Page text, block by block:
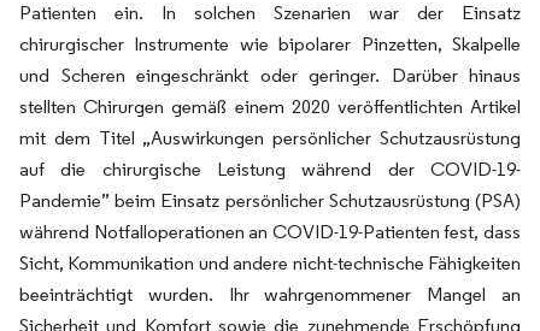
Patienten ein. In solchen Szenarien war der Einsatz
chirurgischer Instrumente wie bipolarer Pinzetten, Skalpelle
und Scheren eingeschränkt oder geringer. Darüber hinaus
stellten Chirurgen gemäß einem 2020 veröffentlichten Artikel
mit dem Titel „Auswirkungen persönlicher Schutzausrüstung
auf die chirurgische Leistung während der COVID-19-
Pandemie” beim Einsatz persönlicher Schutzausrüstung (PSA)
während Notfalloperationen an COVID-19-Patienten fest, dass
Sicht, Kommunikation und andere nicht-technische Fähigkeiten
beeinträchtigt wurden. Ihr wahrgenommener Mangel an
Sicherheit und Komfort sowie die zunehmende Erschöpfung